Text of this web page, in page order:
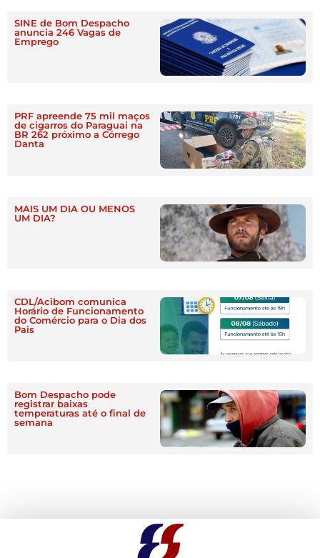
SINE de Bom Despacho
anuncia 246 Vagas de
Emprego
PRF apreende 75 mil maços
de cigarros do Paraguai na
BR 262 próximo a Córrego
Danta
MAIS UM DIA OU MENOS
UM DIA?
CDL/Acibom comunica
Horário de Funcionamento
do Comércio para o Dia dos
Pais
Bom Despacho pode
registrar baixas
temperaturas até o final de
semana